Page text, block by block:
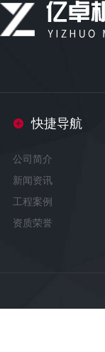
快捷导航
公司简介
新闻资讯
工程案例
资质荣誉